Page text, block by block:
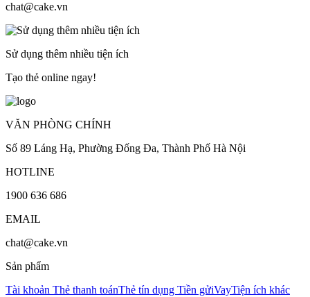
chat@cake.vn
Sử dụng thêm nhiều tiện ích
Tạo thẻ online ngay!
VĂN PHÒNG CHÍNH
Số 89 Láng Hạ, Phường Đống Đa, Thành Phố Hà Nội
HOTLINE
1900 636 686
EMAIL
chat@cake.vn
Sản phẩm
Tài khoản Thẻ thanh toánThẻ tín dụng Tiền gửiVayTiện ích khác